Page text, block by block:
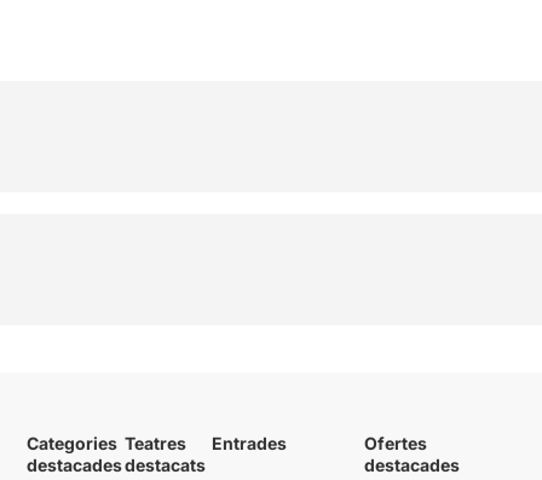
Categories
destacades
Teatres
destacats
Entrades
Ofertes
destacades